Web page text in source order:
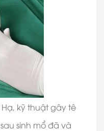
kỹ thuật gây tê
sinh mổ đã và